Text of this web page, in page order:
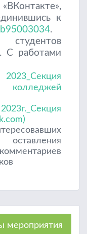
к
.
С работами
2023_Секция
2023г._Секция
мероприятия